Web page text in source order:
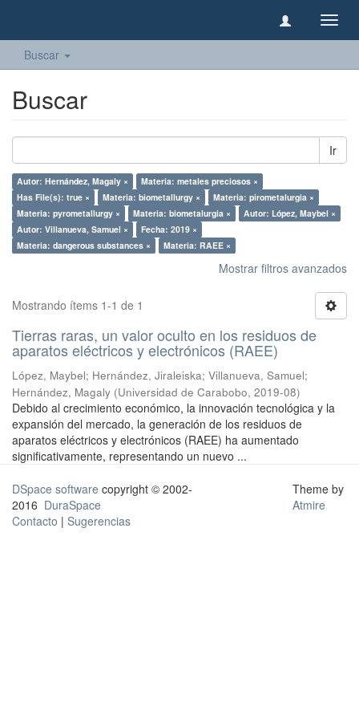
Buscar
Buscar
Ir
Autor: Hernández, Magaly ×
Materia: metales preciosos ×
Has File(s): true ×
Materia: biometallurgy ×
Materia: pirometalurgia ×
Materia: pyrometallurgy ×
Materia: biometalurgia ×
Autor: López, Maybel ×
Autor: Villanueva, Samuel ×
Fecha: 2019 ×
Materia: dangerous substances ×
Materia: RAEE ×
Mostrar filtros avanzados
Mostrando ítems 1-1 de 1
Tierras raras, un valor oculto en los residuos de
aparatos eléctricos y electrónicos (RAEE)
López, Maybel; Hernández, Jiraleiska; Villanueva, Samuel;
Hernández, Magaly (Universidad de Carabobo, 2019-08)
Debido al crecimiento económico, la innovación tecnológica y la
expansión del mercado, la generación de los residuos de
aparatos eléctricos y electrónicos (RAEE) ha aumentado
significativamente, representando un nuevo ...
DSpace software copyright © 2002-
2016 DuraSpace
Contacto | Sugerencias
Theme by
Atmire